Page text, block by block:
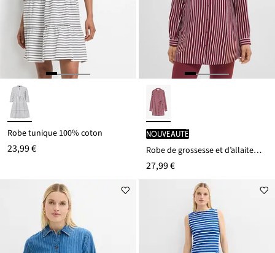
Robe tunique 100% coton
23,99 €
Nouveauté
Robe de grossesse et d’allaitement en viscose fluide
27,99 €